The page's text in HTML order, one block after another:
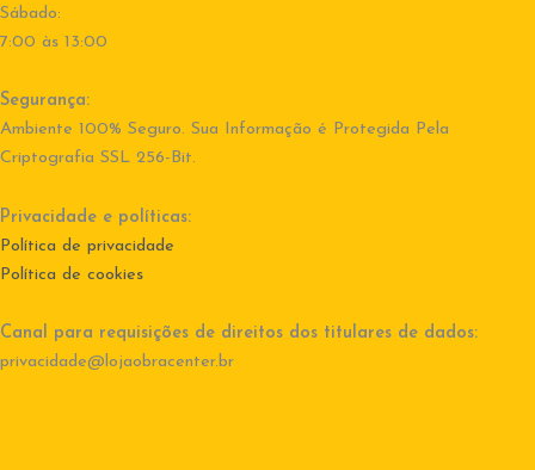
Sábado:
7:00 às 13:00
Segurança:
Ambiente 100% Seguro. Sua Informação é Protegida Pela
Criptografia SSL 256-Bit.
Privacidade e políticas:
Política de privacidade
Política de cookies
Canal para requisições de direitos dos titulares de dados:
privacidade@lojaobracenter.br